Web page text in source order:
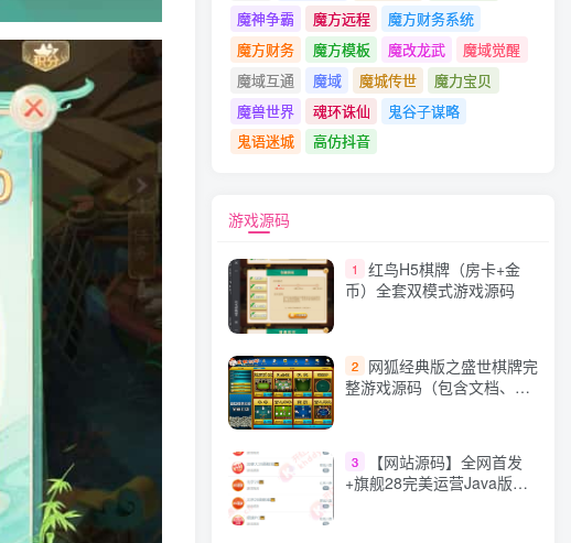
魔神争霸
魔方远程
魔方财务系统
魔方财务
魔方模板 魔改龙武
魔域觉醒
魔域互通
魔域 魔城传世
魔力宝贝
魔兽世界
魂环诛仙
鬼谷子谋略
鬼语迷城
高仿抖音
游戏源码
1
红鸟H5棋牌（房卡+金
币）全套双模式游戏源码
2
网狐经典版之盛世棋牌完
整游戏源码（包含文档、架
3
【网站源码】全网首发
+旗舰28完美运营Java版高